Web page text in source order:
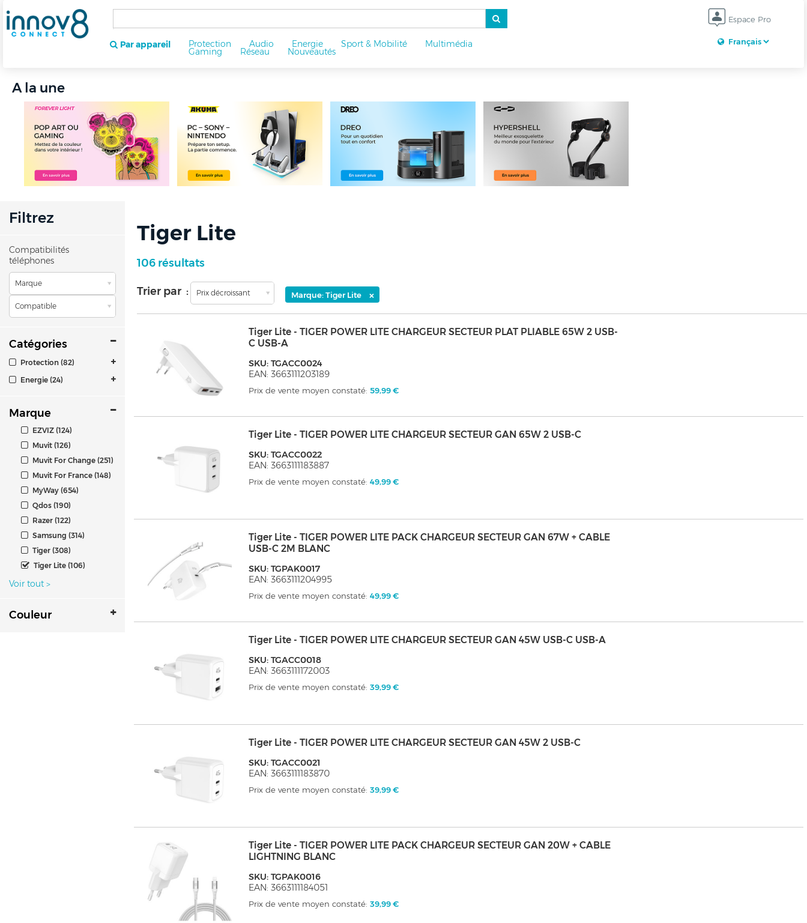
Espace Pro
Par appareil Protection Audio Energie Sport & Mobilité Multimédia
Gaming Réseau Nouveautés
A la une
Filtrez
Compatibilités
téléphones
Marque
Compatible
Catégories
Protection (82)
Energie (24)
Marque
EZVIZ (124)
Muvit (126)
Muvit For Change (251)
Muvit For France (148)
MyWay (654)
Qdos (190)
Razer (122)
Samsung (314)
Tiger (308)
Tiger Lite (106)
Voir tout >
Couleur
Tiger Lite
106 résultats
Trier par : Prix décroissant Marque: Tiger Lite ×
Tiger Lite - TIGER POWER LITE CHARGEUR SECTEUR PLAT PLIABLE 65W 2 USB-
C USB-A
SKU: TGACC0024
EAN: 3663111203189
Prix de vente moyen constaté:59,99 €
Tiger Lite - TIGER POWER LITE CHARGEUR SECTEUR GAN 65W 2 USB-C
SKU: TGACC0022
EAN: 3663111183887
Prix de vente moyen constaté:49,99 €
Tiger Lite - TIGER POWER LITE PACK CHARGEUR SECTEUR GAN 67W + CABLE
USB-C 2M BLANC
SKU: TGPAK0017
EAN: 3663111204995
Prix de vente moyen constaté:49,99 €
Tiger Lite - TIGER POWER LITE CHARGEUR SECTEUR GAN 45W USB-C USB-A
SKU: TGACC0018
EAN: 3663111172003
Prix de vente moyen constaté:39,99 €
Tiger Lite - TIGER POWER LITE CHARGEUR SECTEUR GAN 45W 2 USB-C
SKU: TGACC0021
EAN: 3663111183870
Prix de vente moyen constaté:39,99 €
Tiger Lite - TIGER POWER LITE PACK CHARGEUR SECTEUR GAN 20W + CABLE
LIGHTNING BLANC
SKU: TGPAK0016
EAN: 3663111184051
Prix de vente moyen constaté:39,99 €